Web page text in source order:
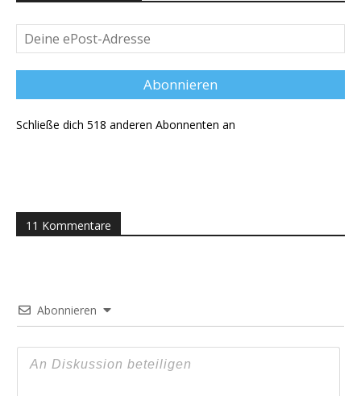
Deine
ePost-
Adresse
Abonnieren
Schließe dich 518 anderen Abonnenten an
11 Kommentare
Abonnieren